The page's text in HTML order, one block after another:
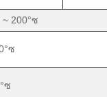
200°ซ
ซ
ซ